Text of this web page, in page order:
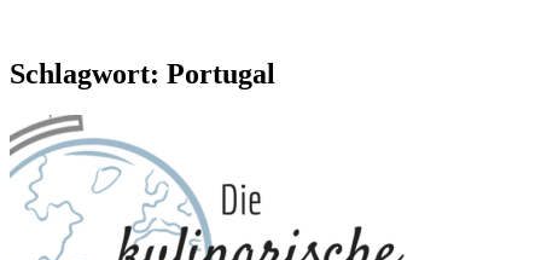
Schlagwort: Portugal